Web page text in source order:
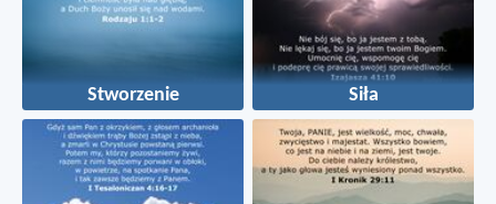
Stworzenie Siła